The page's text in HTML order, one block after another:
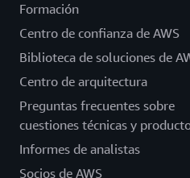
Formación
Centro de confianza de AWS
Biblioteca de soluciones de
Centro de arquitectura
Preguntas frecuentes sobre
cuestiones técnicas y
Informes de analistas
Socios de AWS